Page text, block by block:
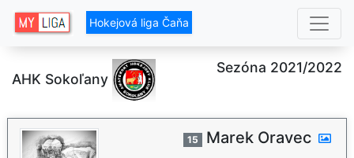
Hokejová liga Čaňa
AHK Sokoľany
Sezóna 2021/2022
15 Marek Oravec